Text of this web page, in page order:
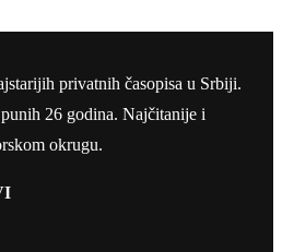
privatnih časopisa u Srbiji.
26 godina. Najčitanije i
okrugu.